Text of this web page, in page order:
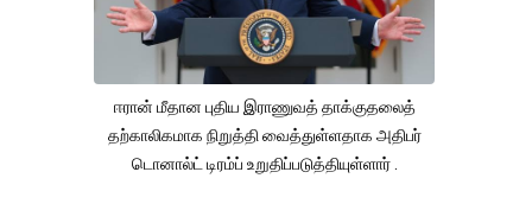
ஈரான் மீதான புதிய இராணுவத் தாக்குதலைத்
தற்காலிகமாக நிறுத்தி வைத்துள்ளதாக அதிபர்
டொனால்ட் டிரம்ப் உறுதிப்படுத்தியுள்ளார் .